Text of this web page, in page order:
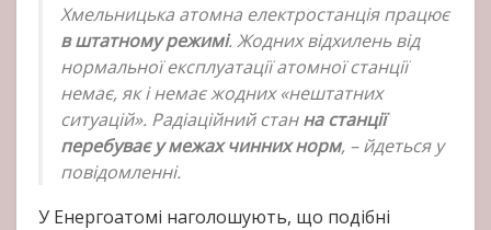
Хмельницька атомна електростанція працює
в штатному режимі. Жодних відхилень від
нормальної експлуатації атомної станції
немає, як і немає жодних «нештатних
ситуацій». Радіаційний станна станції
перебуває у межах чинних норм, – йдеться у
повідомленні.
У Енергоатомі наголошують, що подібні